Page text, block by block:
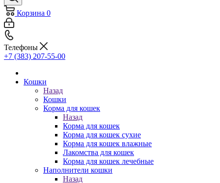
Корзина 0
Телефоны
+7 (383) 207-55-00
Кошки
Назад
Кошки
Корма для кошек
Назад
Корма для кошек
Корма для кошек сухие
Корма для кошек влажные
Лакомства для кошек
Корма для кошек лечебные
Наполнители кошки
Назад